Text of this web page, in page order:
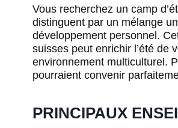
Vous recherchez un camp
distinguent par un mélange
développement personnel.
suisses peut enrichir l’été de
environnement multiculturel.
pourraient convenir
PRINCIPAUX